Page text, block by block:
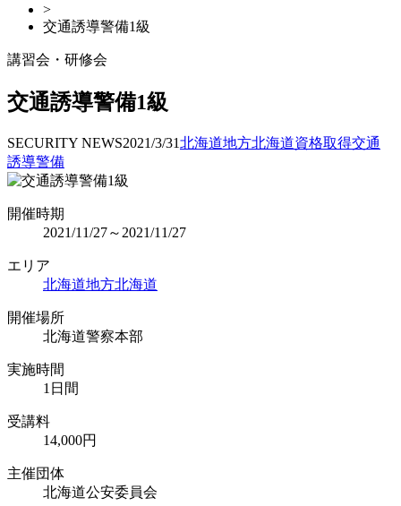
>
交通誘導警備1級
講習会・研修会
交通誘導警備1級
SECURITY NEWS2021/3/31北海道地方北海道資格取得交通
誘導警備
開催時期
2021/11/27～2021/11/27
エリア
北海道地方北海道
開催場所
北海道警察本部
実施時間
1日間
受講料
14,000円
主催団体
北海道公安委員会